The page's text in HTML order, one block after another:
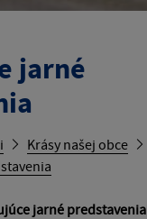
jarné
Krásy našej obce
jarné predstavenia